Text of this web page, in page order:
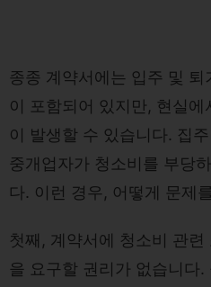
종종 계약서에는 입주 및
이 포함되어 있지만, 현실
이 발생할 수 있습니다. 집
중개업자가 청소비를 부당
다. 이런 경우, 어떻게 문제
첫째, 계약서에 청소비 관
을 요구할 권리가 없습니다